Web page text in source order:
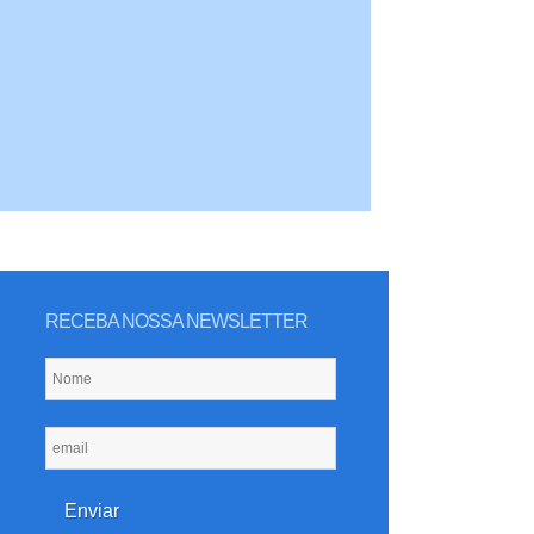
RECEBA NOSSA NEWSLETTER